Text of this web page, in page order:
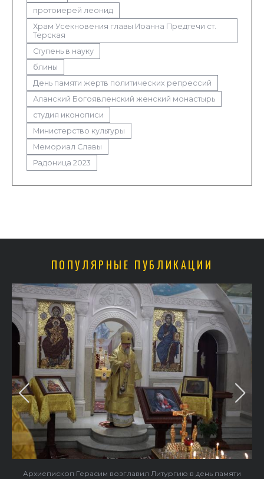
протоиерей леонид
Храм Усекновения главы Иоанна Предтечи ст.
Терская
Ступень в науку
блины
День памяти жертв политических репрессий
Аланский Богоявленский женский монастырь
студия иконописи
Министерство культуры
Мемориал Славы
Радоница 2023
ПОПУЛЯРНЫЕ ПУБЛИКАЦИИ
Архиепископ Герасим возглавил Литургию в день памяти